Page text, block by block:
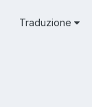
Traduzione